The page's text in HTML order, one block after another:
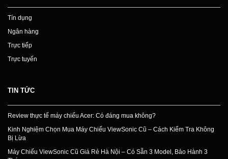
Tín dụng
Ngân hàng
Trực tiếp
Trực tuyến
TIN TỨC
Review thực tế máy chiếu Acer: Có đáng mua không?
Kinh Nghiệm Chọn Mua Máy Chiếu ViewSonic Cũ – Cách Kiểm Tra Không
Bị Lừa
Máy Chiếu ViewSonic Cũ Giá Rẻ Hà Nội – Có Sẵn 3 Model, Bảo Hành 3